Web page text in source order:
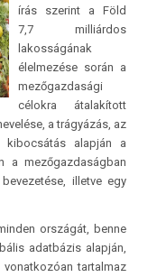
írás szerint a Föld
7,7 milliárdos
lakosságának
élelmezése során a
mezőgazdasági
célokra átalakított
a trágyázás, az
kibocsátás alapján a
a mezőgazdaságban
illetve egy
országát, benne
adatbázis alapján,
tartalmaz